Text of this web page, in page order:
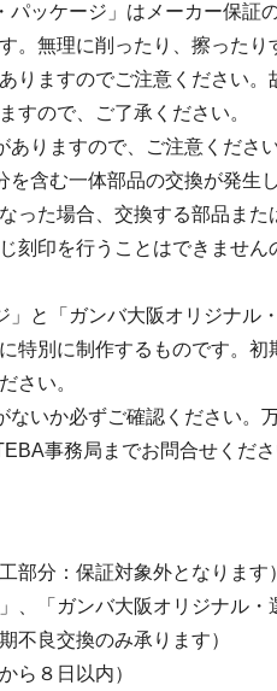
ッケージ」はメーカー保証
。無理に削ったり、擦ったり
りますのでご注意ください。
すので、ご了承ください。
りますので、ご注意ください
含む一体部品の交換が発生
った場合、交換する部品また
刻印を行うことはできません
と「ガンバ大阪オリジナル
特別に制作するものです。初
さい。
いか必ずご確認ください。
事務局までお問合せくださ
部分：保証対象外となります）
、「ガンバ大阪オリジナル・
不良交換のみ承ります）
ら８日以内）